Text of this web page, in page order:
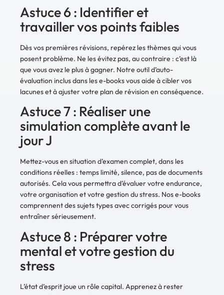
Astuce 6 : Identifier et
travailler vos points faibles
Dès vos premières révisions, repérez les thèmes qui vous
posent problème. Ne les évitez pas, au contraire : c’est là
que vous avez le plus à gagner. Notre outil d’auto-
évaluation inclus dans les e-books vous aide à cibler vos
lacunes et à ajuster votre plan de révision en conséquence.
Astuce 7 : Réaliser une
simulation complète avant le
jour J
Mettez-vous en situation d’examen complet, dans les
conditions réelles : temps limité, silence, pas de documents
autorisés. Cela vous permettra d’évaluer votre endurance,
votre organisation et votre gestion du stress. Nos e-books
comprennent des sujets types avec corrigés pour vous
entraîner sérieusement.
Astuce 8 : Préparer votre
mental et votre gestion du
stress
L’état d’esprit joue un rôle capital. Apprenez à rester